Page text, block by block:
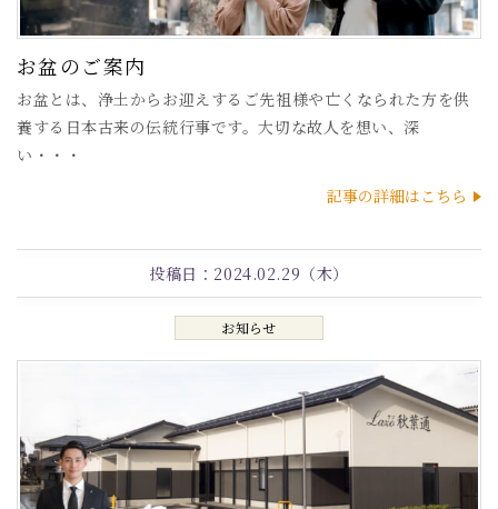
お盆のご案内
お盆とは、浄土からお迎えするご先祖様や亡くなられた方を供
養する日本古来の伝統行事です。大切な故人を想い、深
い・・・
記事の詳細はこちら
お知らせ
投稿日： 2024.02.29（木）